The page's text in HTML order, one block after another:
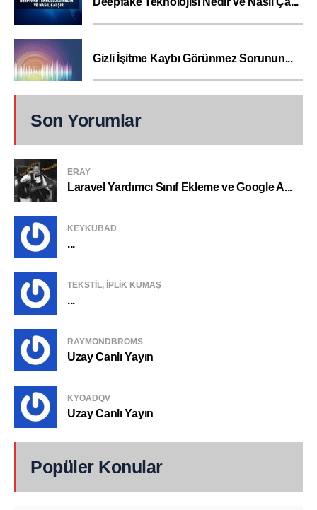
Gizli İşitme Kaybı Görünmez Sorunun...
Son Yorumlar
ERAY
Laravel Yardımcı Sınıf Ekleme ve Google A...
KEYKUBAD
...
TEKSTIL, IPLIK KUMAŞ
...
RAYMONDBROMS
Uzay Canlı Yayın
KYOADQV
Uzay Canlı Yayın
Popüler Konular